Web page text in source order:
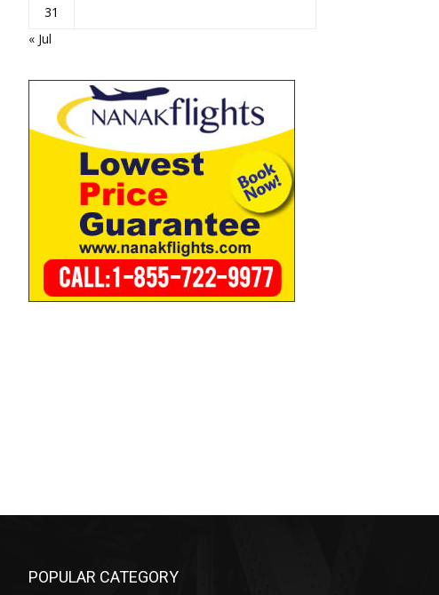
31
« Jul
POPULAR CATEGORY